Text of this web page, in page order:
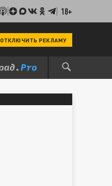
18+
ОТКЛЮЧИТЬ РЕКЛАМУ